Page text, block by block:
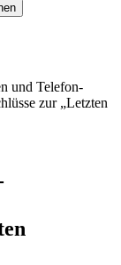
und Telefon-
zur „Letzten